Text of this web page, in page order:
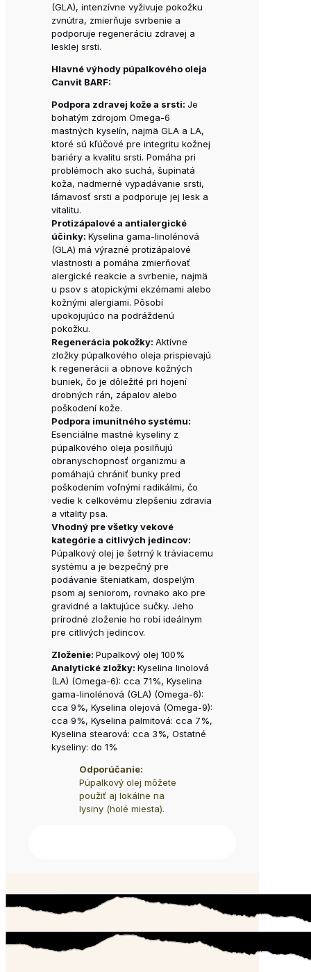
(GLA), intenzívne vyživuje pokožku
zvnútra, zmierňuje svrbenie a
podporuje regeneráciu zdravej a
lesklej srsti.
Hlavné výhody púpalkového oleja
Canvit BARF:
Podpora zdravej kože a srsti: Je
bohatým zdrojom Omega-6
mastných kyselín, najmä GLA a LA,
ktoré sú kľúčové pre integritu kožnej
bariéry a kvalitu srsti. Pomáha pri
problémoch ako suchá, šupinatá
koža, nadmerné vypadávanie srsti,
lámavosť srsti a podporuje jej lesk a
vitalitu.
Protizápalové a antialergické
účinky: Kyselina gama-linolénová
(GLA) má výrazné protizápalové
vlastnosti a pomáha zmierňovať
alergické reakcie a svrbenie, najmä
u psov s atopickými ekzémami alebo
kožnými alergiami. Pôsobí
upokojujúco na podráždenú
pokožku.
Regenerácia pokožky: Aktívne
zložky púpalkového oleja prispievajú
k regenerácii a obnove kožných
buniek, čo je dôležité pri hojení
drobných rán, zápalov alebo
poškodení kože.
Podpora imunitného systému:
Esenciálne mastné kyseliny z
púpalkového oleja posilňujú
obranyschopnosť organizmu a
pomáhajú chrániť bunky pred
poškodením voľnými radikálmi, čo
vedie k celkovému zlepšeniu zdravia
a vitality psa.
Vhodný pre všetky vekové
kategórie a citlivých jedincov:
Púpalkový olej je šetrný k tráviacemu
systému a je bezpečný pre
podávanie šteniatkam, dospelým
psom aj seniorom, rovnako ako pre
gravidné a laktujúce sučky. Jeho
prírodné zloženie ho robí ideálnym
pre citlivých jedincov.
Zloženie: Pupalkový olej 100%
Analytické zložky: Kyselina linolová
(LA) (Omega-6): cca 71%, Kyselina
gama-linolénová (GLA) (Omega-6):
cca 9%, Kyselina olejová (Omega-9):
cca 9%, Kyselina palmitová: cca 7%,
Kyselina stearová: cca 3%, Ostatné
kyseliny: do 1%
Odporúčanie:
Púpalkový olej môžete
použiť aj lokálne na
lysiny (holé miesta).